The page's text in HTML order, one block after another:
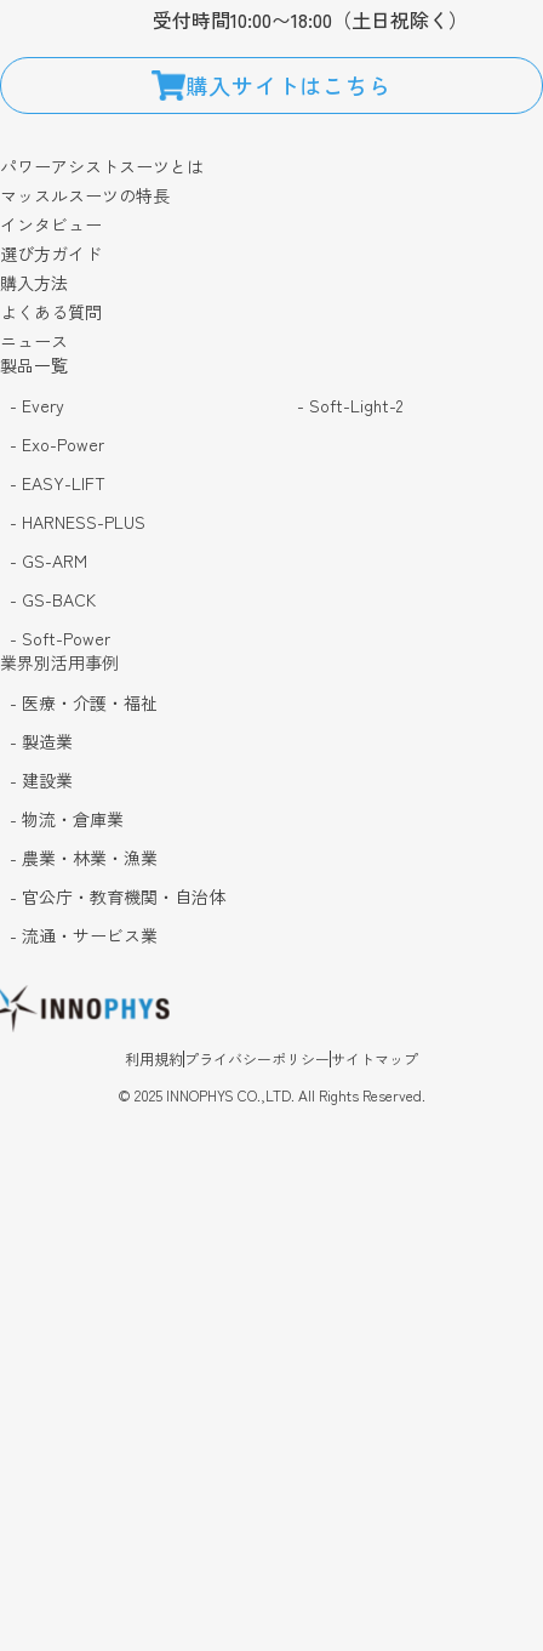
受付時間10:00〜18:00（土日祝除く）
購入サイトはこちら
パワーアシストスーツとは
マッスルスーツの特長
インタビュー
選び方ガイド
購入方法
よくある質問
ニュース
製品一覧
- Every
- Exo-Power
- EASY-LIFT
- HARNESS-PLUS
- GS-ARM
- GS-BACK
- Soft-Power
- Soft-Light-2
業界別活用事例
- 医療・介護・福祉
- 製造業
- 建設業
- 物流・倉庫業
- 農業・林業・漁業
- 官公庁・教育機関・自治体
- 流通・サービス業
利用規約 プライバシーポリシーサイトマップ
© 2025 INNOPHYS CO.,LTD. All Rights Reserved.